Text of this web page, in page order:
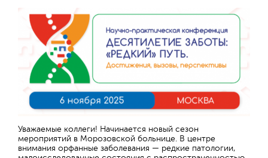
Уважаемые коллеги! Начинается новый сезон
мероприятий в Морозовской больнице. В центре
внимания орфанные заболевания — редкие патологии,